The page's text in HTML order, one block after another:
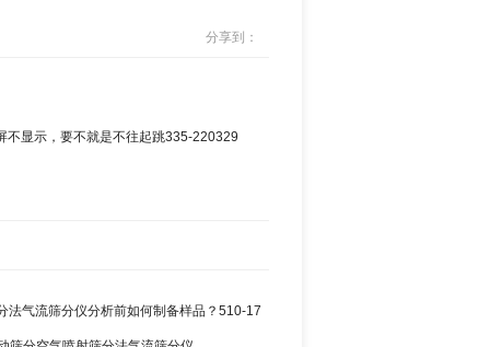
分享到：
不显示，要不就是不往起跳335-220329
法气流筛分仪分析前如何制备样品？510-17